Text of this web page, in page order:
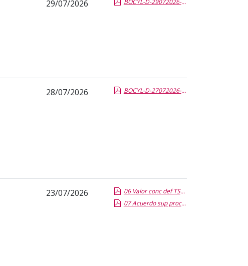
29/07/2026 BOCYL-D-29072026-145-9.pdf.pdf
28/07/2026 BOCYL-D-27072026-143-12.pdf.pdf
23/07/2026
06 Valor conc def TS Sanitaria_firmado.pdf.pdf
07 Acuerdo sup proceso TS Sanitaria_firmado.pdf.pdf